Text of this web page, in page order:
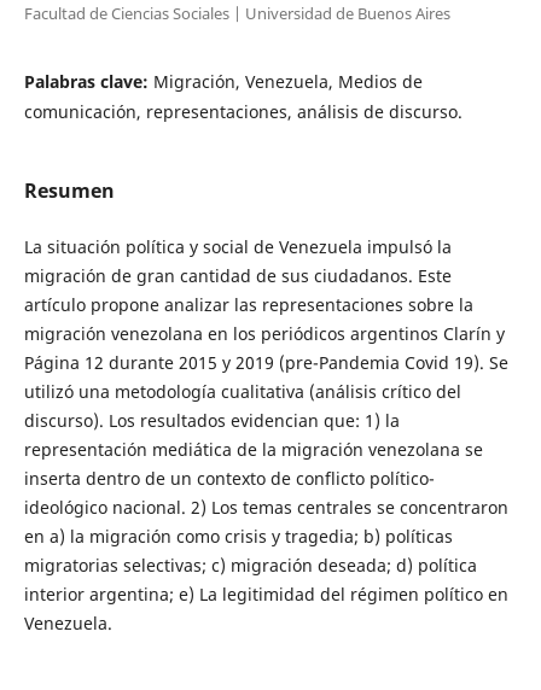
Facultad de Ciencias Sociales | Universidad de Buenos Aires
Palabras clave: Migración, Venezuela, Medios de
comunicación, representaciones, análisis de discurso.
Resumen
La situación política y social de Venezuela impulsó la
migración de gran cantidad de sus ciudadanos. Este
artículo propone analizar las representaciones sobre la
migración venezolana en los periódicos argentinos Clarín y
Página 12 durante 2015 y 2019 (pre-Pandemia Covid 19). Se
utilizó una metodología cualitativa (análisis crítico del
discurso). Los resultados evidencian que: 1) la
representación mediática de la migración venezolana se
inserta dentro de un contexto de conflicto político-
ideológico nacional. 2) Los temas centrales se concentraron
en a) la migración como crisis y tragedia; b) políticas
migratorias selectivas; c) migración deseada; d) política
interior argentina; e) La legitimidad del régimen político en
Venezuela.